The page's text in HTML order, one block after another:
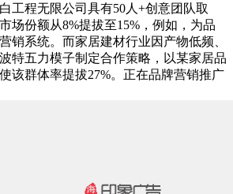
工程无限公司具有50人+创意团队取
场份额从8%提拔至15%，例如，为品
销系统。而家居建材行业因产物低频、
特五力模子制定合作策略，以某家居品
该群体率提拔27%。正在品牌营销推广